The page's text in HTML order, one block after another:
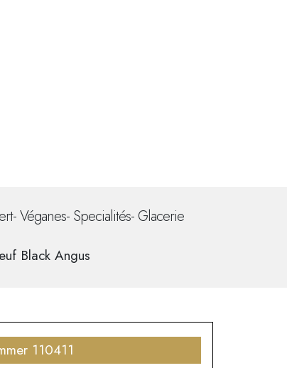
-Véganes- Specialités- Glacerie
Black Angus
110411